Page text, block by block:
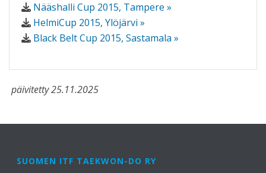
Nääshalli Cup 2015, Tampere »
HelmiCup 2015, Ylöjärvi »
Black Belt Cup 2015, Sastamala »
päivitetty 25.11.2025
SUOMEN ITF TAEKWON-DO RY